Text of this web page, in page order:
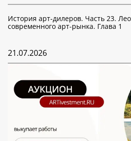
История арт-дилеров. Часть 23.
современного арт-рынка. Глава 1
21.07.2026